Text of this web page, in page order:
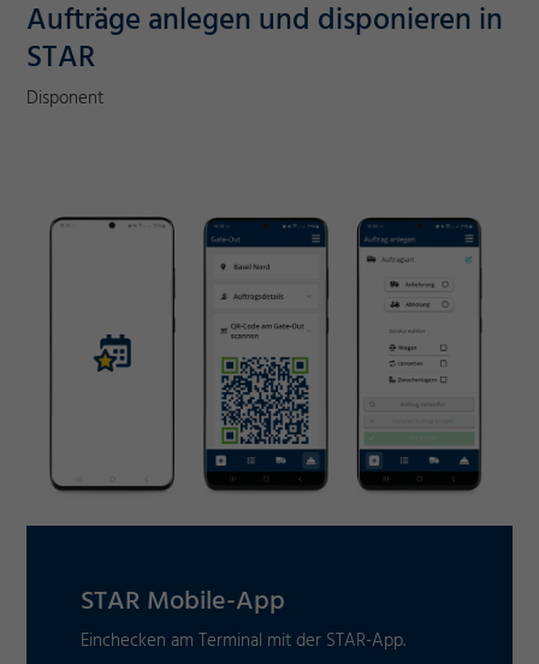
Aufträge anlegen und disponieren in
STAR
Disponent
STAR Mobile-App
Einchecken am Terminal mit der STAR-App.
Cookie Informationen anzeigen
Marketing und Statistik
Ablehnen